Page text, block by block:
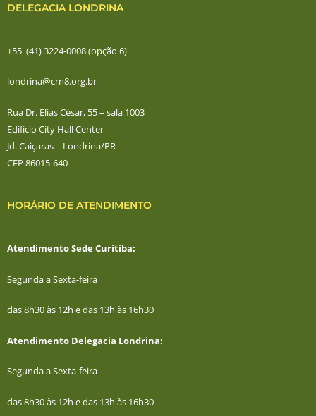
DELEGACIA LONDRINA
+55 (41) 3224-0008 (opção 6)
londrina@crn8.org.br
Rua Dr. Elias César, 55 – sala 1003
Edifício City Hall Center
Jd. Caiçaras – Londrina/PR
CEP 86015-640
HORÁRIO DE ATENDIMENTO
Atendimento Sede Curitiba:
Segunda a Sexta-feira
das 8h30 às 12h e das 13h às 16h30
Atendimento Delegacia Londrina:
Segunda a Sexta-feira
das 8h30 às 12h e das 13h às 16h30